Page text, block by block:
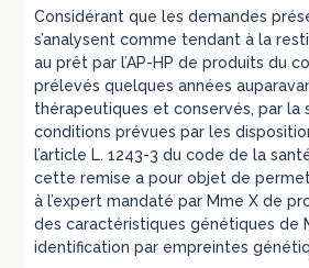
Considérant que les demandes
s’analysent comme tendant à la
au prêt par l’AP-HP de produits du
prélevés quelques années
thérapeutiques et conservés, par la
conditions prévues par les
l’article L. 1243-3 du code de la
cette remise a pour objet de
à l’expert mandaté par Mme X de
des caractéristiques génétiques de
identification par empreintes